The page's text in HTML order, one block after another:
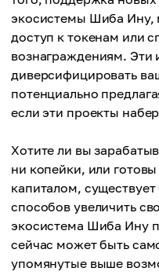
экосистемы Шиба Ину,
доступ к токенам или
вознаграждениям. Эти
диверсифицировать
потенциально
если эти проекты
Хотите ли вы
ни копейки, или
капиталом,
способов увеличить
экосистема Шиба Ину
сейчас может быть
упомянутые выше